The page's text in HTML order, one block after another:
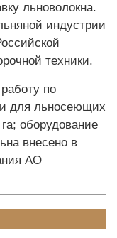
льноволокна.
индустрии
техники.
по
для льносеющих
оборудование
внесено в
АО